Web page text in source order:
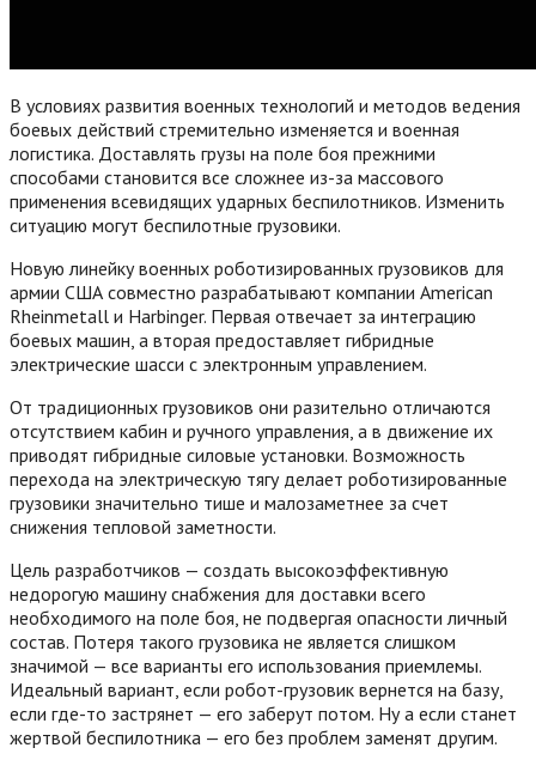
В условиях развития военных технологий и методов ведения
боевых действий стремительно изменяется и военная
логистика. Доставлять грузы на поле боя прежними
способами становится все сложнее из-за массового
применения всевидящих ударных беспилотников. Изменить
ситуацию могут беспилотные грузовики.
Новую линейку военных роботизированных грузовиков для
армии США совместно разрабатывают компании American
Rheinmetall и Harbinger. Первая отвечает за интеграцию
боевых машин, а вторая предоставляет гибридные
электрические шасси с электронным управлением.
От традиционных грузовиков они разительно отличаются
отсутствием кабин и ручного управления, а в движение их
приводят гибридные силовые установки. Возможность
перехода на электрическую тягу делает роботизированные
грузовики значительно тише и малозаметнее за счет
снижения тепловой заметности.
Цель разработчиков — создать высокоэффективную
недорогую машину снабжения для доставки всего
необходимого на поле боя, не подвергая опасности личный
состав. Потеря такого грузовика не является слишком
значимой — все варианты его использования приемлемы.
Идеальный вариант, если робот-грузовик вернется на базу,
если где-то застрянет — его заберут потом. Ну а если станет
жертвой беспилотника — его без проблем заменят другим.